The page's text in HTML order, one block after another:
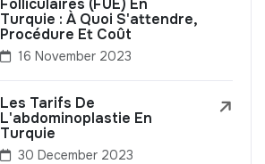
Turquie : À Quoi S'attendre,
Procédure Et Coût
16 November 2023
Les Tarifs De
L'abdominoplastie En
Turquie
30 December 2023